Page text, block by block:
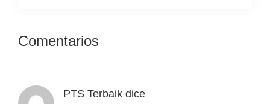
Interacciones
lectores
Comentarios
PTS Terbaik dice